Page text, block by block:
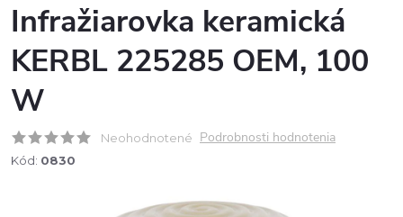
Infražiarovka keramická
KERBL 225285 OEM, 100
W
Neohodnotené Podrobnosti hodnotenia
Kód: 0830